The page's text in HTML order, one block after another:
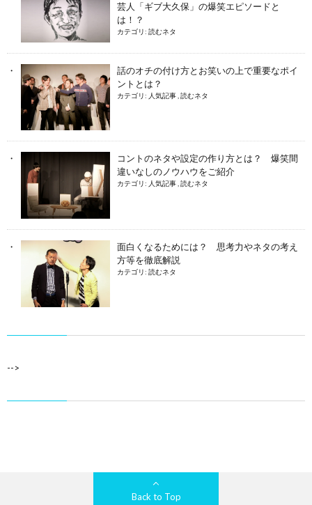
芸人「ギブ大久保」の爆笑エピソードと
は！？
カテゴリ: 読むネタ
話のオチの付け方とお笑いの上で重要なポイ
ントとは？
カテゴリ: 人気記事 読むネタ
コントのネタや設定の作り方とは？ 爆笑間
違いなしのノウハウをご紹介
カテゴリ: 人気記事 読むネタ
面白くなるためには？ 思考力やネタの考え
方等を徹底解説
カテゴリ: 読むネタ
-->
Back to Top